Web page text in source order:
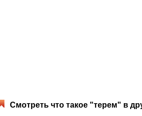
Смотреть что такое "терем" в